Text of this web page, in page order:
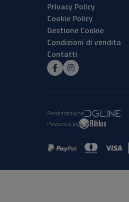
Privacy Policy
Cookie Policy
Gestione Cookie
Condizioni di vendita
Contatti
Realizzazione
Powered by